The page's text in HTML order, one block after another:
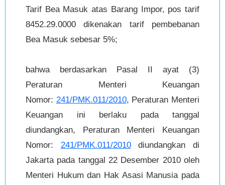
Tarif Bea Masuk atas Barang Impor, pos tarif
8452.29.0000 dikenakan tarif pembebanan
Bea Masuk sebesar 5%;
bahwa berdasarkan Pasal II ayat (3)
Peraturan Menteri Keuangan
Nomor: 241/PMK.011/2010, Peraturan Menteri
Keuangan ini berlaku pada tanggal
diundangkan, Peraturan Menteri Keuangan
Nomor: 241/PMK.011/2010diundangkan di
Jakarta pada tanggal 22 Desember 2010 oleh
Menteri Hukum dan Hak Asasi Manusia pada